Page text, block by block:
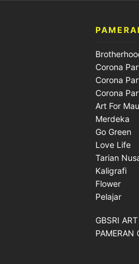
Corona
Corona
Corona
Art For
Merdeka
Go Green
Love Life
Tarian
Kaligrafi
Flower
Pelajar
GBSRI
PAMERAN